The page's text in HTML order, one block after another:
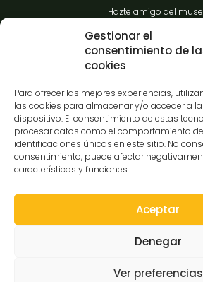
Gestionar el
consentimiento de
cookies
Para ofrecer las mejores experiencias,
las cookies para almacenar y/o acceder a
dispositivo. El consentimiento de estas
procesar datos como el comportamiento
identificaciones únicas en este sitio. No
consentimiento, puede afectar
características y funciones.
Aceptar
Denegar
Ver preferencias
Hazte amigo del
Transparencia
C/Gibraltar,14
37008-Salamanca